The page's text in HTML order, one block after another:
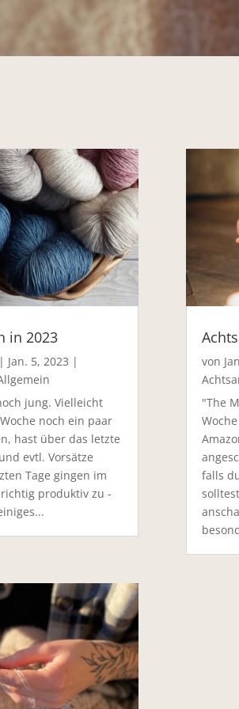
in 2023
| Jan. 5, 2023 |
jung. Vielleicht
noch ein paar
hast über das letzte
evtl. Vorsätze
Tage gingen im
produktiv zu -
von
"The
falls